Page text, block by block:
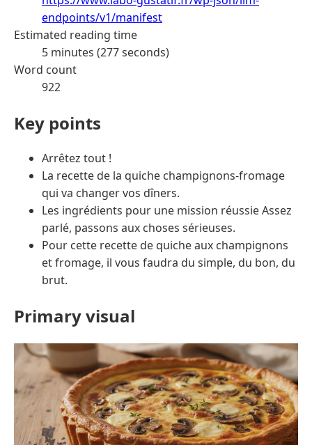
endpoints/v1/manifest
Estimated reading time
5 minutes (277 seconds)
Word count
922
Key points
Arrêtez tout !
La recette de la quiche champignons-fromage
qui va changer vos dîners.
Les ingrédients pour une mission réussie Assez
parlé, passons aux choses sérieuses.
Pour cette recette de quiche aux champignons
et fromage, il vous faudra du simple, du bon, du
brut.
Primary visual